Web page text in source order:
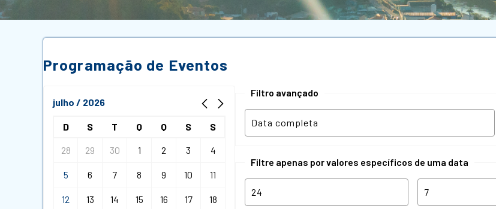
Programação de Eventos
julho / 2026
D S T Q Q S S
28 29 30 1 2 3 4
5 6 7 8 9 10 11
12 13 14 15 16 17 18
Filtro avançado
Filtre apenas por valores específicos de uma data